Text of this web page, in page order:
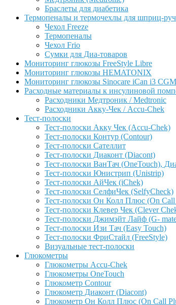
Браслеты для диабетика
Термопеналы и термочехлы для шприц-
Чехол Freeze
Термопеналы
Чехол Frio
Сумки для Диа-товаров
Мониторинг глюкозы FreeStyle Libre
Мониторинг глюкозы HEMATONIX
Мониторинг глюкозы Sinocare iCan i3 CGM
Расходные материалы к инсулиновой
Расходники Медтроник / Medtronic
Расходники Акку-Чек / Accu-Chek
Тест-полоски
Тест-полоски Акку Чек (Accu-Chek)
Тест-полоски Контур (Contour)
Тест-полоски Сателлит
Тест-полоски Диаконт (Diacont)
Тест-полоски ВанТач (OneTouch),
Тест-полоски Юнистрип (Unistrip)
Тест-полоски АйЧек (iChek)
Тест-полоски СелфиЧек (SelfyCheck)
Тест-полоски Он Колл Плюс (On Call
Тест-полоски Клевер Чек (Clever
Тест-полоски Джимэйт Лайф (G-
Тест-полоски Изи Тач (Easy Touch)
Тест-полоски ФриCтайл (FreeStyle)
Визуальные тест-полоски
Глюкометры
Глюкометры Accu-Сhek
Глюкометры OneTouch
Глюкометр Contour
Глюкометр Диаконт (Diacont)
Глюкометр Он Колл Плюс (On Call